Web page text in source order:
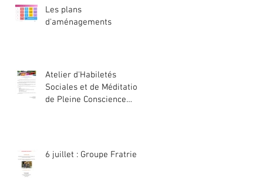
Les plans
d'aménagements
Atelier d'Habiletés
Sociales et de Méditation
de Pleine Conscience
6 juillet : Groupe Fratrie